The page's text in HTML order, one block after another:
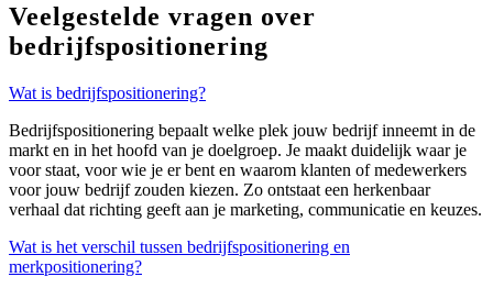
Veelgestelde vragen over
bedrijfspositionering
Wat is bedrijfspositionering?
Bedrijfspositionering bepaalt welke plek jouw bedrijfinneemt in de
markt en in het hoofd van je doelgroep. Je maakt duidelijk waar je
voor staat, voor wie je er bent en waarom klanten of medewerkers
voor jouw bedrijfzouden kiezen. Zo ontstaat een herkenbaar
verhaal dat richting geeft aan je marketing, communicatie en keuzes.
Wat is het verschil tussen bedrijfspositionering en
merkpositionering?